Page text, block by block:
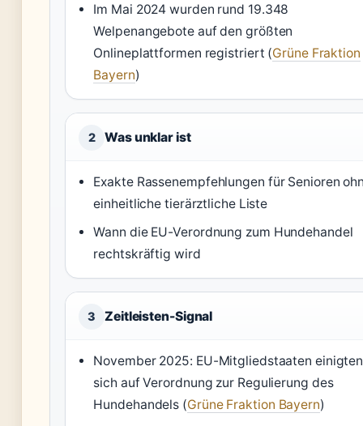
Im Mai 2024 wurden rund 19.348
Welpenangebote auf den größten
Onlineplattformen registriert (Grüne Fraktion
Bayern)
2 Was unklar ist
Exakte Rassenempfehlungen für Senioren
einheitliche tierärztliche Liste
Wann die EU-Verordnung zum Hundehandel
rechtskräftig wird
3 Zeitleisten-Signal
November 2025: EU-Mitgliedstaaten einigten
sich auf Verordnung zur Regulierung des
Hundehandels (Grüne Fraktion Bayern)